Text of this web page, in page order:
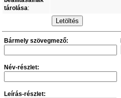
tárolása:
Bármely szövegmező:
Név-részlet:
Leírás-részlet: